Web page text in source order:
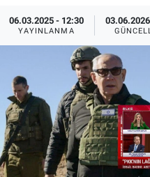
06.03.2025 - 12:30
YAYINLANMA
Erişim Bilgileri
Sağlık
Teknoloji